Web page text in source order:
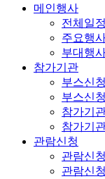
메인행사
전체일정
주요행
부대행
참가기관
부스신청
부스신
참가기
참가기
관람신청
관람신청
관람신